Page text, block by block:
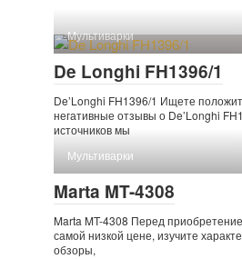
Мультиварки
De Longhi FH1396/1
De’Longhi FH1396/1 Ищете
негативные отзывы о De’Longhi
источников мы
Мультиварки
Marta MT-4308
Marta MT-4308 Перед
самой низкой цене, изучите
обзоры,